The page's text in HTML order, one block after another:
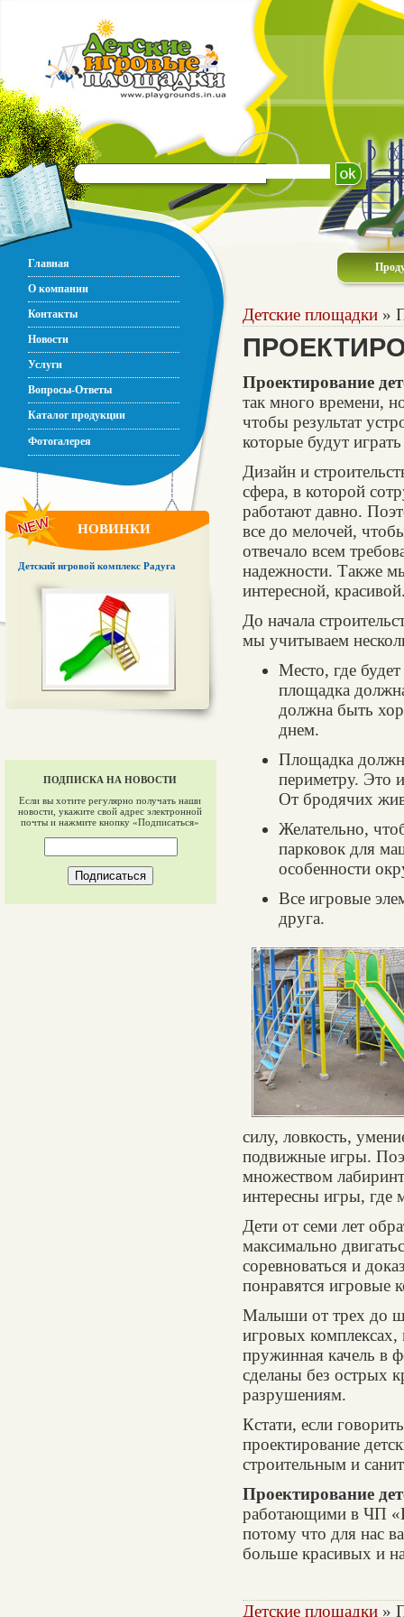
Главная
О компании
Контакты
Новости
Услуги
Вопросы-Ответы
Каталог продукции
Фотогалерея
НОВИНКИ
Детский игровой комплекс Радуга
ПОДПИСКА НА НОВОСТИ
Если вы хотите регулярно получать наши
новости, укажите свой адрес электронной
почты и нажмите кнопку «Подписаться»
Детские площадки »
Проектирование
так много времени,
чтобы результат
которые будут
Дизайн и
сфера, в которой
работают давно.
все до мелочей,
отвечало всем
надежности. Также
интересной,
До начала
мы учитываем
Место, где
площадка
должна быть
днем.
Площадка
периметру. Это
От бродячих
Желательно,
парковок для
особенности
Все игровые
друга.
силу, ловкость,
подвижные игры.
множеством
интересны игры, где
Дети от семи лет
максимально
соревноваться и
понравятся игровые
Малыши от трех до
игровых
пружинная качель в
сделаны без острых
разрушениям.
Кстати, если
проектирование
строительным и
Проектирование
работающими в ЧП
потому что для нас
больше красивых и
Детские площадки »